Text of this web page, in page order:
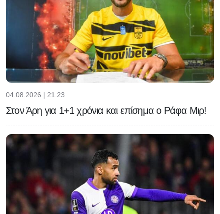
04.08.2026 | 21:23
Στον Άρη για 1+1 χρόνια και επίσημα ο Ράφα Μιρ!